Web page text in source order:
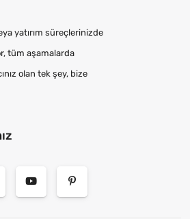
yatırım süreçlerinizde
tüm aşamalarda
olan tek şey, bize